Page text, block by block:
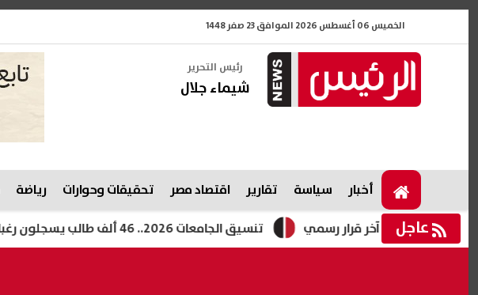
الخميس 06 أغسطس 2026 الموافق 23 صفر 1448
رئيس التحرير
شيماء جلال
أخبار سياسة تقارير اقتصاد مصر تحقيقات وحوارات رياضة
عاجل تنسيق الجامعات 2026.. 46 ألف طالب يسجلون رغبات المرحلة الأولى والتعليم العالي تكشف موعد غلق التسجيل